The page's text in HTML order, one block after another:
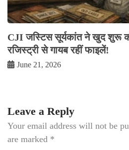
CJI जस्टिस सूर्यकांत ने खुद शुरू
रजिस्ट्री से गायब रहीं फाइलें!
June 21, 2026
Leave a Reply
Your email address will not be
are marked *